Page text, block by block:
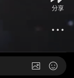
分享